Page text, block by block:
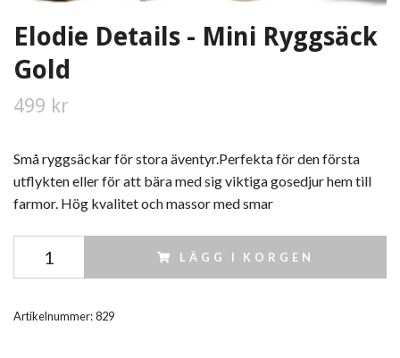
Elodie Details - Mini Ryggsäck
Gold
499 kr
Små ryggsäckar för stora äventyr.Perfekta för den första
utflykten eller för att bära med sig viktiga gosedjur hem till
farmor. Hög kvalitet och massor med smar
LÄGG I KORGEN
Artikelnummer:829